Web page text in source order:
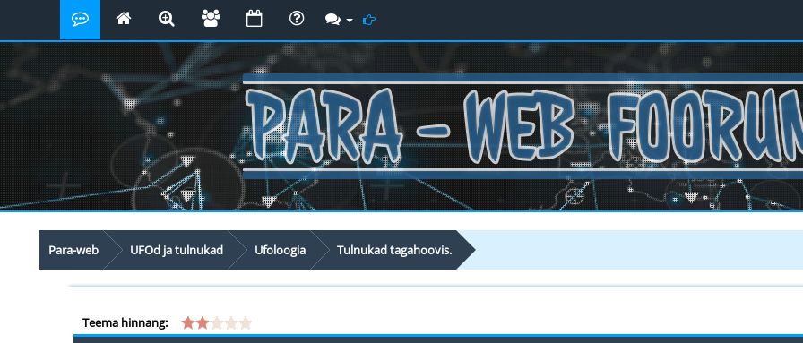
Para-web UFOd ja tulnukad Ufoloogia Tulnukad tagahoovis.
Teema hinnang: